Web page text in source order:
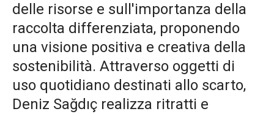
delle risorse e sull'importanza della
raccolta differenziata, proponendo
una visione positiva e creativa della
sostenibilità. Attraverso oggetti di
uso quotidiano destinati allo scarto,
Deniz Sağdıç realizza ritratti e